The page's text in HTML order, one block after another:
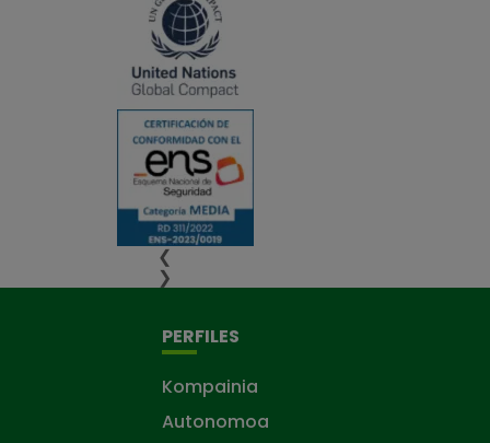
❮
❯
PERFILES
Kompainia
Autonomoa